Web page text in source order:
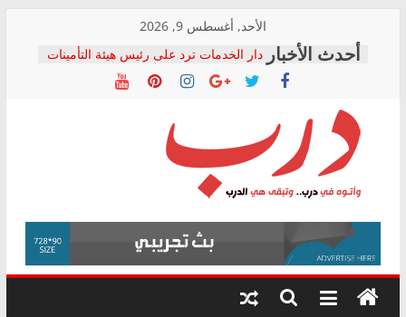
content
الأحد, أغسطس 9, 2026
دار الخدمات ترد على رئيس هيئة التأمينات
بعد مؤتمره الصحفي: إنكار الأزمة لا ينهي
معاناة أصحاب المعاشات.. ونطالب بكشف
فرحات سليمان يكتب: القطاع الصحي إلى
أين؟
حزب التحالف الشعبي يطلق لجنة “الحق
في الصحة” بالإسكندرية لرصد الانتهاكات
ودعم المرضى
الوزاري لمدينة الصحفيين.. وانتهاء أعمال
إنشاء المبنى الإداري
المجلس القومي لحقوق الإنسان يعلن
متابعة قضية الدكتور محمد زهران.. ويؤكد:
قرينة البراءة وضمانات المحاكمة العادلة
درب
وأتوه
درب..
وتبقى
هي